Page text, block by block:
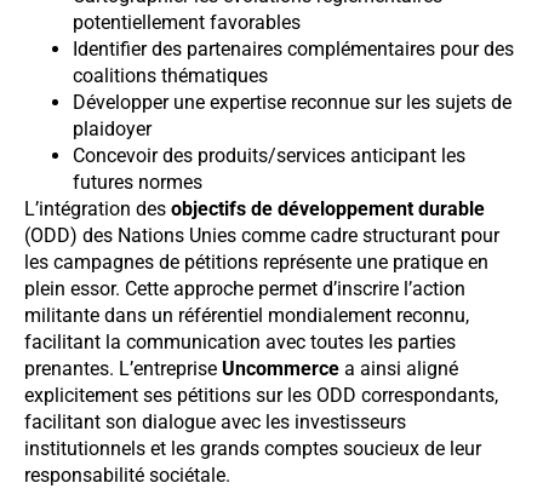
potentiellement favorables
Identifier des partenaires complémentaires pour des
coalitions thématiques
Développer une expertise reconnue sur les sujets de
plaidoyer
Concevoir des produits/services anticipant les
futures normes
L’intégration des objectifs de développement durable
(ODD) des Nations Unies comme cadre structurant pour
les campagnes de pétitions représente une pratique en
plein essor. Cette approche permet d’inscrire l’action
militante dans un référentiel mondialement reconnu,
facilitant la communication avec toutes les parties
prenantes. L’entreprise Uncommerce a ainsi aligné
explicitement ses pétitions sur les ODD correspondants,
facilitant son dialogue avec les investisseurs
institutionnels et les grands comptes soucieux de leur
responsabilité sociétale.